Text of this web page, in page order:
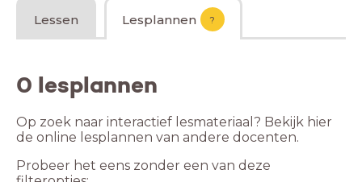
Lessen Lesplannen ?
0 lesplannen
Op zoek naar interactief lesmateriaal? Bekijk hier
de online lesplannen van andere docenten.
Probeer het eens zonder een van deze